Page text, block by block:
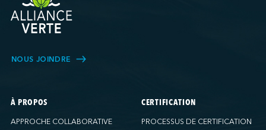
Ports America (Gulfport)
Ports America (Hueneme)
Ports America (IAP)
Ports America (Miami)
Ports America (NATSS)
NOUS JOINDRE
À PROPOS
APPROCHE COLLABORATIVE
CERTIFICATION
PROCESSUS DE CERTIFICATION